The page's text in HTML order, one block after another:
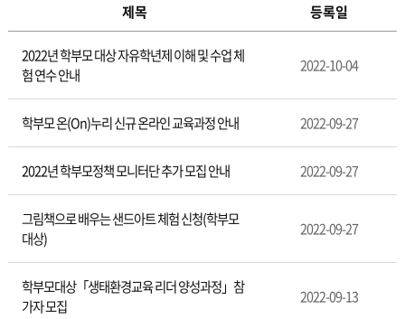
교
제목 등록일
2022년 학부모 대상 자유학년제 이해 및 수업 체
험 연수 안내
2022-10-04
학부모 온(On)누리 신규 온라인 교육과정 안내 2022-09-27
2022년 학부모정책 모니터단 추가 모집 안내 2022-09-27
그림책으로 배우는 샌드아트 체험 신청(학부모
대상)
2022-09-27
학부모대상「생태환경교육 리더 양성과정」참
가자 모집
2022-09-13